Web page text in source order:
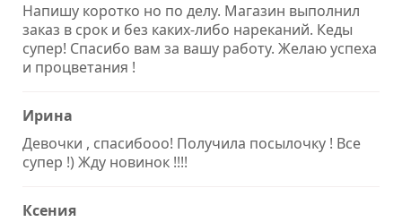
Напишу коротко но по делу. Магазин выполнил
заказ в срок и без каких-либо нареканий. Кеды
супер! Спасибо вам за вашу работу. Желаю успеха
и процветания !
Ирина
Девочки , спасибооо! Получила посылочку ! Все
супер !) Жду новинок !!!!
Ксения